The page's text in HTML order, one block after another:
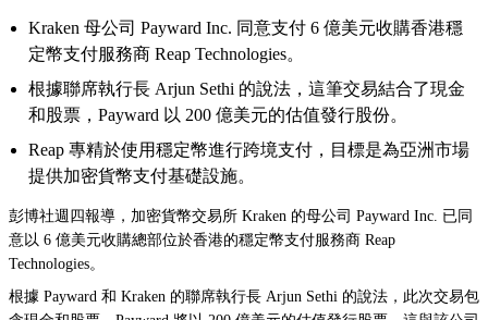
Kraken 母公司 Payward Inc. 同意支付 6 億美元收購香港穩
定幣支付服務商 Reap Technologies。
根據聯席執行長 Arjun Sethi 的說法，這筆交易結合了現金
和股票，Payward 以 200 億美元的估值發行股份。
Reap 專精於使用穩定幣進行跨境支付，目標是為亞洲市場
提供加密貨幣支付基礎設施。
彭博社週四報導，加密貨幣交易所 Kraken 的母公司 Payward Inc. 已同
意以 6 億美元收購總部位於香港的穩定幣支付服務商 Reap
Technologies。
根據 Payward 和 Kraken 的聯席執行長 Arjun Sethi 的說法，此次交易包